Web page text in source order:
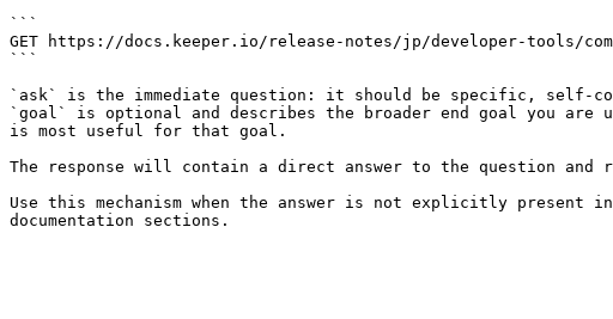
```
GET https://docs.keeper.io/release-notes/jp/developer-tools/
```
`ask` is the immediate question: it should be specific, self-
`goal` is optional and describes the broader end goal you
is most useful for that goal.
The response will contain a direct answer to the question and
Use this mechanism when the answer is not explicitly